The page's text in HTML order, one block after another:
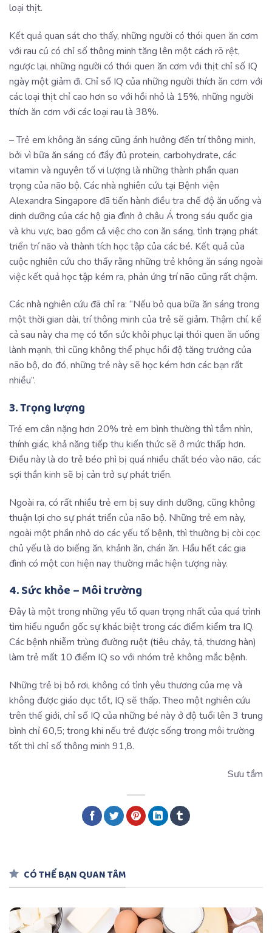
loại thịt.
Kết quả quan sát cho thấy, những người có thói quen ăn cơm
với rau củ có chỉ số thông minh tăng lên một cách rõ rệt,
ngược lại, những người có thói quen ăn cơm với thịt chỉ số IQ
ngày một giảm đi. Chỉ số IQ của những người thích ăn cơm với
các loại thịt chỉ cao hơn so với hồi nhỏ là 15%, những người
thích ăn cơm với các loại rau là 38%.
– Trẻ em không ăn sáng cũng ảnh hưởng đến trí thông minh,
bởi vì bữa ăn sáng có đầy đủ protein, carbohydrate, các
vitamin và nguyên tố vi lượng là những thành phần quan
trọng của não bộ. Các nhà nghiên cứu tại Bệnh viện
Alexandra Singapore đã tiến hành điều tra chế độ ăn uống và
dinh dưỡng của các hộ gia đình ở châu Á trong sáu quốc gia
và khu vực, bao gồm cả việc cho con ăn sáng, tình trạng phát
triển trí não và thành tích học tập của các bé. Kết quả của
cuộc nghiên cứu cho thấy rằng những trẻ không ăn sáng ngoài
việc kết quả học tập kém ra, phản ứng trí não cũng rất chậm.
Các nhà nghiên cứu đã chỉ ra: “Nếu bỏ qua bữa ăn sáng trong
một thời gian dài, trí thông minh của trẻ sẽ giảm. Thậm chí, kể
cả sau này cha mẹ có tốn sức khôi phục lại thói quen ăn uống
lành mạnh, thì cũng không thể phục hồi độ tăng trưởng của
não bộ, do đó, những trẻ này sẽ học kém hơn các bạn rất
nhiều”.
3. Trọng lượng
Trẻ em cân nặng hơn 20% trẻ em bình thường thì tầm nhìn,
thính giác, khả năng tiếp thu kiến thức sẽ ở mức thấp hơn.
Điều này là do trẻ béo phì bị quá nhiều chất béo vào não, các
sợi thần kinh sẽ bị cản trở sự phát triển.
Ngoài ra, có rất nhiều trẻ em bị suy dinh dưỡng, cũng không
thuận lợi cho sự phát triển của não bộ. Những trẻ em này,
ngoài một phần nhỏ do các yếu tố bệnh, thì thường bị còi cọc
chủ yếu là do biếng ăn, khảnh ăn, chán ăn. Hầu hết các gia
đình có một con hiện nay thường mắc hiện tượng này.
4. Sức khỏe – Môi trường
Đây là một trong những yếu tố quan trọng nhất của quá trình
tìm hiểu nguồn gốc sự khác biệt trong các điểm kiểm tra IQ.
Các bệnh nhiễm trùng đường ruột (tiêu chảy, tả, thương hàn)
làm trẻ mất 10 điểm IQ so với nhóm trẻ không mắc bệnh.
Những trẻ bị bỏ rơi, không có tình yêu thương của mẹ và
không được giáo dục tốt, IQ sẽ thấp. Theo một nghiên cứu
trên thế giới, chỉ số IQ của những bé này ở độ tuổi lên 3 trung
bình chỉ 60,5; trong khi nếu trẻ được sống trong môi trường
tốt thì chỉ số thông minh 91,8.
Sưu tầm
CÓ THỂ BẠN QUAN TÂM